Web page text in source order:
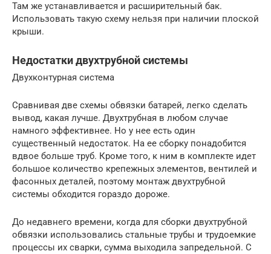
Там же устанавливается и расширительный бак.
Использовать такую схему нельзя при наличии плоской
крыши.
Недостатки двухтрубной системы
Двухконтурная система
Сравнивая две схемы обвязки батарей, легко сделать
вывод, какая лучше. Двухтрубная в любом случае
намного эффективнее. Но у нее есть один
существенный недостаток. На ее сборку понадобится
вдвое больше труб. Кроме того, к ним в комплекте идет
большое количество крепежных элементов, вентилей и
фасонных деталей, поэтому монтаж двухтрубной
системы обходится гораздо дороже.
До недавнего времени, когда для сборки двухтрубной
обвязки использовались стальные трубы и трудоемкие
процессы их сварки, сумма выходила запредельной. С